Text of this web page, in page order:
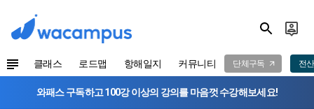
클래스 로드맵 항해일지 커뮤니티 단체구독 전
와패스 구독하고 100강 이상의 강의를 마음껏 수강해보세요!